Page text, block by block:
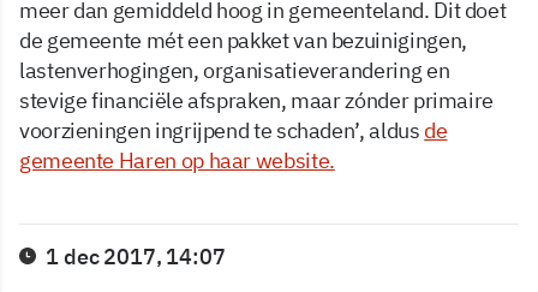
meer dan gemiddeld hoog in gemeenteland. Dit doet
de gemeente mét een pakket van bezuinigingen,
lastenverhogingen, organisatieverandering en
stevige financiële afspraken, maar zónder primaire
voorzieningen ingrijpend te schaden’, aldus de
gemeente Haren op haar website.
1 dec 2017, 14:07